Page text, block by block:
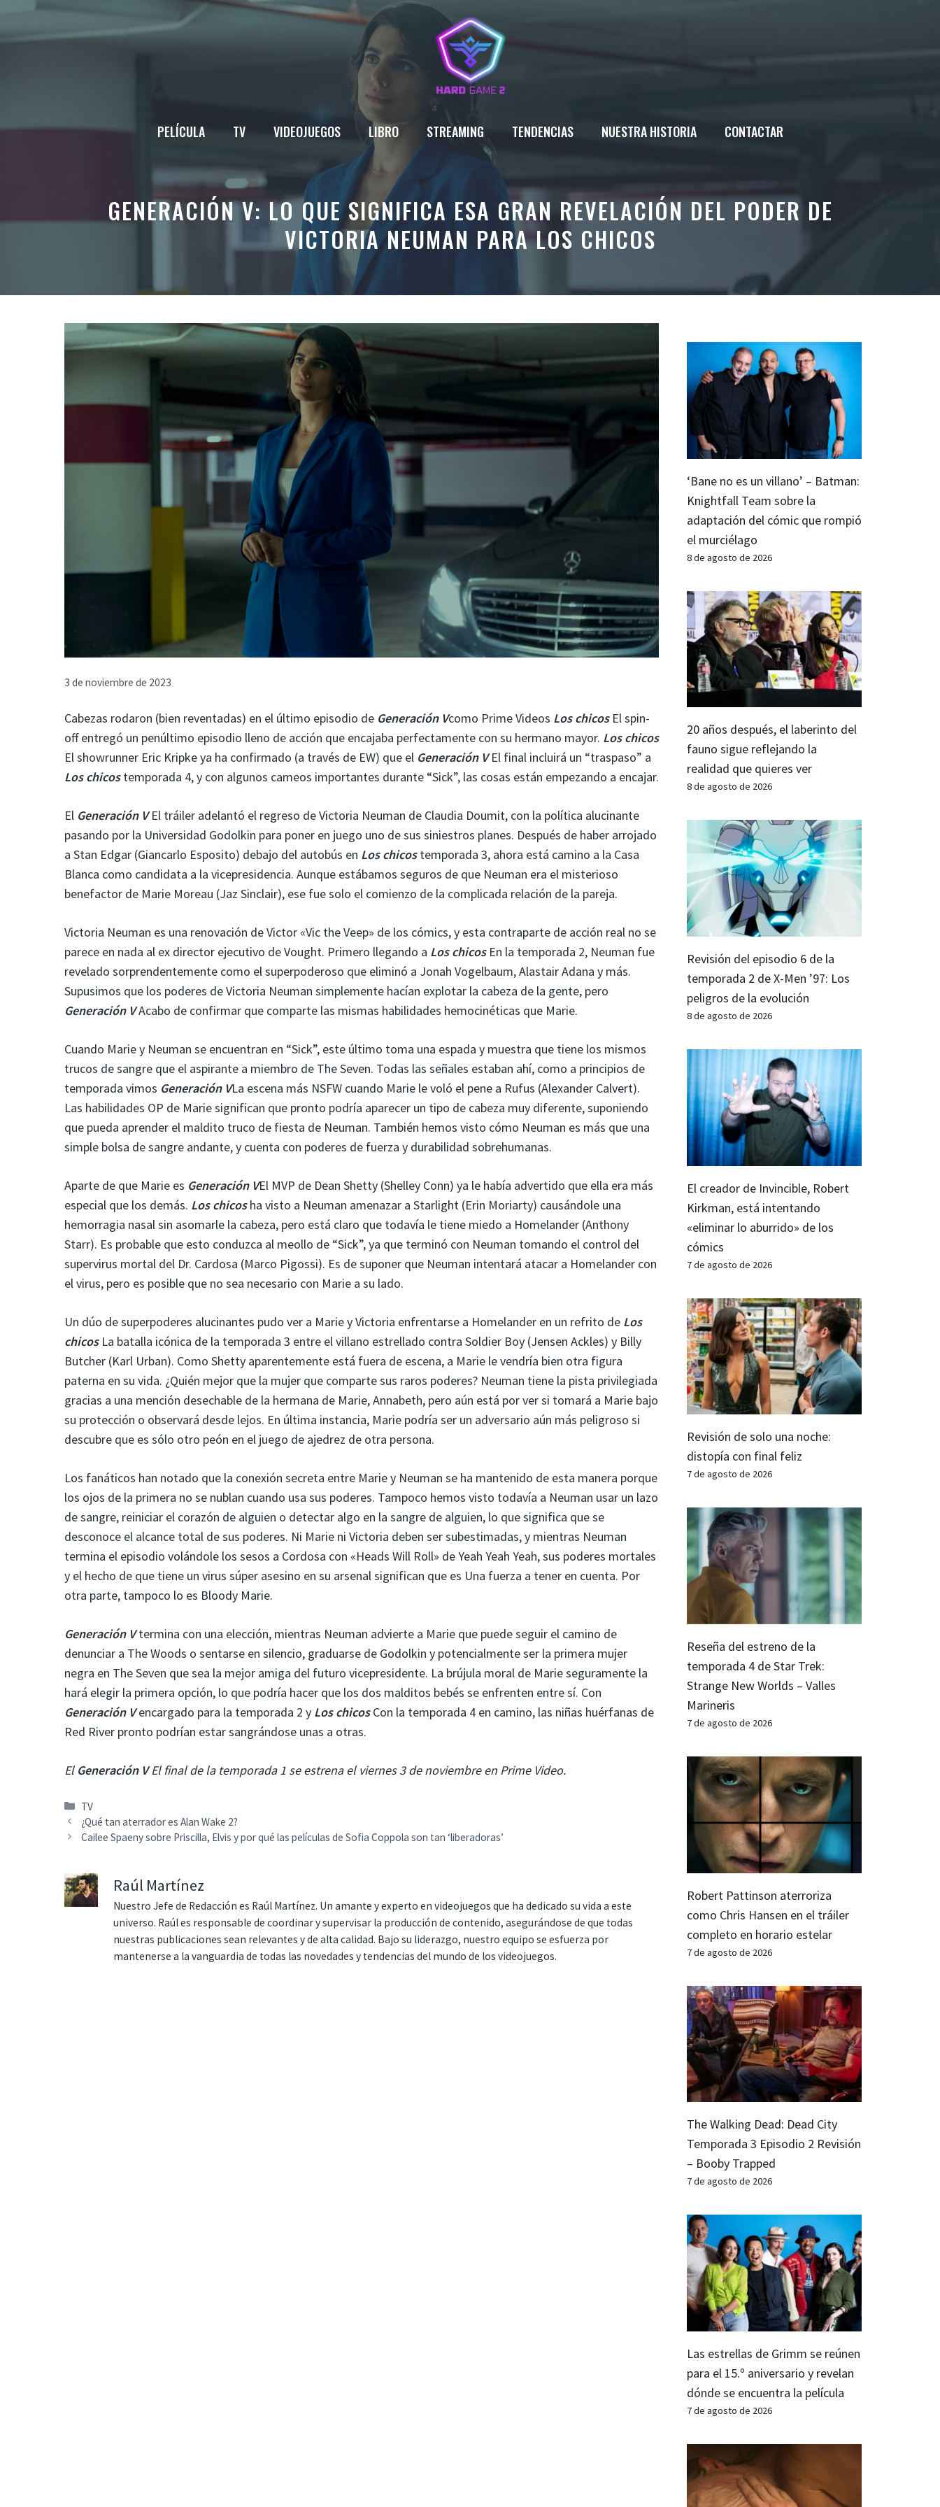
PELÍCULA TV VIDEOJUEGOS LIBRO STREAMING TENDENCIAS NUESTRA HISTORIA CONTACTAR
GENERACIÓN V: LO QUE SIGNIFICA ESA GRAN REVELACIÓN DEL PODER DE
VICTORIA NEUMAN PARA LOS CHICOS
3 de noviembre de 2023
Cabezas rodaron (bien reventadas) en el último episodio de Generación Vcomo Prime Videos Los chicosEl spin-
off entregó un penúltimo episodio lleno de acción que encajaba perfectamente con su hermano mayor. Los chicos
El showrunner Eric Kripke ya ha confirmado (a través de EW) que el Generación VEl final incluirá un “traspaso” a
Los chicostemporada 4, y con algunos cameos importantes durante “Sick”, las cosas están empezando a encajar.
El Generación VEl tráiler adelantó el regreso de Victoria Neuman de Claudia Doumit, con la política alucinante
pasando por la Universidad Godolkin para poner en juego uno de sus siniestros planes. Después de haber arrojado
a Stan Edgar (Giancarlo Esposito) debajo del autobús en Los chicostemporada 3, ahora está camino a la Casa
Blanca como candidata a la vicepresidencia. Aunque estábamos seguros de que Neuman era el misterioso
benefactor de Marie Moreau (Jaz Sinclair), ese fue solo el comienzo de la complicada relación de la pareja.
Victoria Neuman es una renovación de Victor «Vic the Veep» de los cómics, y esta contraparte de acción real no se
parece en nada al ex director ejecutivo de Vought. Primero llegando a Los chicosEn la temporada 2, Neuman fue
revelado sorprendentemente como el superpoderoso que eliminó a Jonah Vogelbaum, Alastair Adana y más.
Supusimos que los poderes de Victoria Neuman simplemente hacían explotar la cabeza de la gente, pero
Generación VAcabo de confirmar que comparte las mismas habilidades hemocinéticas que Marie.
Cuando Marie y Neuman se encuentran en “Sick”, este último toma una espada y muestra que tiene los mismos
trucos de sangre que el aspirante a miembro de The Seven. Todas las señales estaban ahí, como a principios de
temporada vimos Generación VLa escena más NSFW cuando Marie le voló el pene a Rufus (Alexander Calvert).
Las habilidades OP de Marie significan que pronto podría aparecer un tipo de cabeza muy diferente, suponiendo
que pueda aprender el maldito truco de fiesta de Neuman. También hemos visto cómo Neuman es más que una
simple bolsa de sangre andante, y cuenta con poderes de fuerza y ​​​​durabilidad sobrehumanas.
Aparte de que Marie es Generación VEl MVP de Dean Shetty (Shelley Conn) ya le había advertido que ella era más
especial que los demás. Los chicosha visto a Neuman amenazar a Starlight (Erin Moriarty) causándole una
hemorragia nasal sin asomarle la cabeza, pero está claro que todavía le tiene miedo a Homelander (Anthony
Starr). Es probable que esto conduzca al meollo de “Sick”, ya que terminó con Neuman tomando el control del
supervirus mortal del Dr. Cardosa (Marco Pigossi). Es de suponer que Neuman intentará atacar a Homelander con
el virus, pero es posible que no sea necesario con Marie a su lado.
Un dúo de superpoderes alucinantes pudo ver a Marie y Victoria enfrentarse a Homelander en un refrito de Los
chicosLa batalla icónica de la temporada 3 entre el villano estrellado contra Soldier Boy (Jensen Ackles) y Billy
Butcher (Karl Urban). Como Shetty aparentemente está fuera de escena, a Marie le vendría bien otra figura
paterna en su vida. ¿Quién mejor que la mujer que comparte sus raros poderes? Neuman tiene la pista privilegiada
gracias a una mención desechable de la hermana de Marie, Annabeth, pero aún está por ver si tomará a Marie bajo
su protección o observará desde lejos. En última instancia, Marie podría ser un adversario aún más peligroso si
descubre que es sólo otro peón en el juego de ajedrez de otra persona.
Los fanáticos han notado que la conexión secreta entre Marie y Neuman se ha mantenido de esta manera porque
los ojos de la primera no se nublan cuando usa sus poderes. Tampoco hemos visto todavía a Neuman usar un lazo
de sangre, reiniciar el corazón de alguien o detectar algo en la sangre de alguien, lo que significa que se
desconoce el alcance total de sus poderes. Ni Marie ni Victoria deben ser subestimadas, y mientras Neuman
termina el episodio volándole los sesos a Cordosa con «Heads Will Roll» de Yeah Yeah Yeah, sus poderes mortales
y el hecho de que tiene un virus súper asesino en su arsenal significan que es Una fuerza a tener en cuenta. Por
otra parte, tampoco lo es Bloody Marie.
Generación Vtermina con una elección, mientras Neuman advierte a Marie que puede seguir el camino de
denunciar a The Woods o sentarse en silencio, graduarse de Godolkin y potencialmente ser la primera mujer
negra en The Seven que sea la mejor amiga del futuro vicepresidente. La brújula moral de Marie seguramente la
hará elegir la primera opción, lo que podría hacer que los dos malditos bebés se enfrenten entre sí. Con
Generación Vencargado para la temporada 2 y Los chicosCon la temporada 4 en camino, las niñas huérfanas de
Red River pronto podrían estar sangrándose unas a otras.
El Generación VEl final de la temporada 1 se estrena el viernes 3 de noviembre en Prime Video.
Categorías
TV
¿Qué tan aterrador es Alan Wake 2?
Cailee Spaeny sobre Priscilla, Elvis y por qué las películas de Sofia Coppola son tan ‘liberadoras’
Raúl Martínez
Nuestro Jefe de Redacción es Raúl Martínez. Un amante y experto en videojuegos que ha dedicado su vida a este
universo. Raúl es responsable de coordinar y supervisar la producción de contenido, asegurándose de que todas
nuestras publicaciones sean relevantes y de alta calidad. Bajo su liderazgo, nuestro equipo se esfuerza por
mantenerse a la vanguardia de todas las novedades y tendencias del mundo de los videojuegos.
‘Bane no es un villano’ – Batman:
Knightfall Team sobre la
adaptación del cómic que rompió
el murciélago
8 de agosto de 2026
20 años después, el laberinto del
fauno sigue reflejando la
realidad que quieres ver
8 de agosto de 2026
Revisión del episodio 6 de la
temporada 2 de X-Men ’97: Los
peligros de la evolución
8 de agosto de 2026
El creador de Invincible, Robert
Kirkman, está intentando
«eliminar lo aburrido» de los
cómics
7 de agosto de 2026
Revisión de solo una noche:
distopía con final feliz
7 de agosto de 2026
Reseña del estreno de la
temporada 4 de Star Trek:
Strange New Worlds – Valles
Marineris
7 de agosto de 2026
Robert Pattinson aterroriza
como Chris Hansen en el tráiler
completo en horario estelar
7 de agosto de 2026
The Walking Dead: Dead City
Temporada 3 Episodio 2 Revisión
– Booby Trapped
7 de agosto de 2026
Las estrellas de Grimm se reúnen
para el 15.º aniversario y revelan
dónde se encuentra la película
7 de agosto de 2026